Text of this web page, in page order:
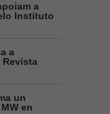
a
Instituto
a
un
en